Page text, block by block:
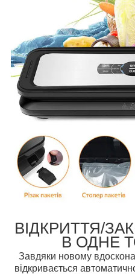
ВІДКРИТТЯ/
В ОДНЕ
Завдяки новому
відкривається